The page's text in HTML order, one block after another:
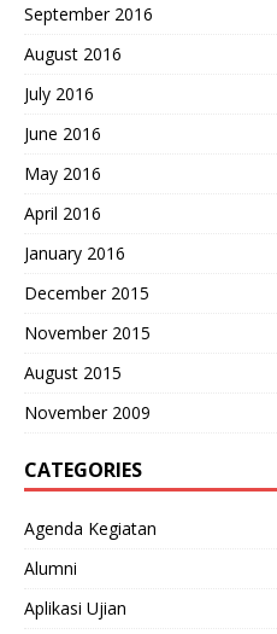
September 2016
August 2016
July 2016
June 2016
May 2016
April 2016
January 2016
December 2015
November 2015
August 2015
November 2009
CATEGORIES
Agenda Kegiatan
Alumni
Aplikasi Ujian